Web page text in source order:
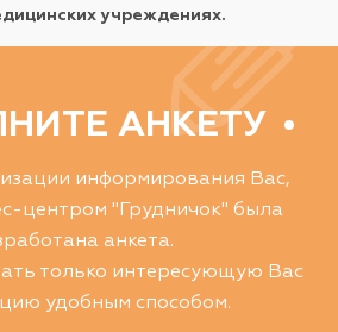
учреждениях.
АНКЕТУ
информирования Вас,
центром "Грудничок" была
анкета.
только интересующую Вас
удобным способом.